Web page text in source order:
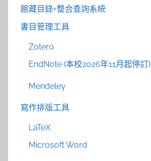
館藏目錄+整合查詢系統
書目管理工具
Zotero
EndNote (本校2026年11月起停訂)
Mendeley
寫作排版工具
LaTeX
Microsoft Word